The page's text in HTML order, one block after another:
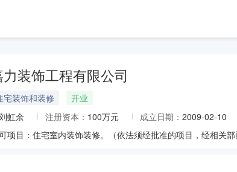
装饰工程有限公司
宅装饰和装修
开业
虹余 注册资本： 100万元 成立日期： 2009-02-10